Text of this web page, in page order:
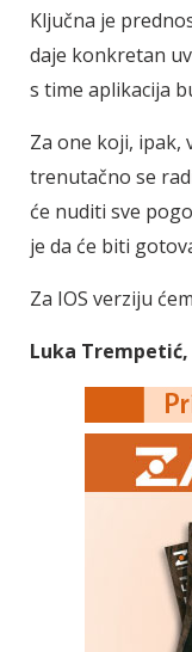
Ključna je
daje konkretan
s time aplikacija
Za one koji, ipak,
trenutačno se
će nuditi sve
je da će biti
Za IOS verziju
Luka Trempetić,